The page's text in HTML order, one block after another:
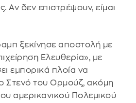
Αν δεν επιστρέψουν, είμαι
ξεκίνησε αποστολή με
Ελευθερία», με
εμπορικά πλοία να
Στενό του Ορμούζ, ακόμη
αμερικανικού Πολεμικού